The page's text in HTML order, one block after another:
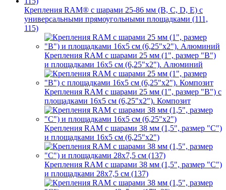
Крепления RAM® с шарами 25-86 мм (B, C, D, E) с
универсальными прямоугольными площадками (111,
115)
Крепления RAM с шарами 25 мм (1", размер "B")
и площадками 16х5 см (6,25"х2"). Алюминий
Крепления RAM с шарами 25 мм (1", размер "B") с
площадками 16х5 см (6,25"х2"). Композит
Крепления RAM с шарами 38 мм (1,5", размер "C")
и площадками 16х5 см (6,25"х2")
Крепления RAM с шарами 38 мм (1,5", размер "C")
и площадками 28х7,5 см (137)